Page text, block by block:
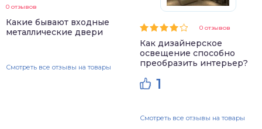
0 отзывов
Какие бывают входные
металлические двери
Смотреть все отзывы на товары
0 отзывов
Как дизайнерское
освещение способно
преобразить интерьер?
1
Смотреть все отзывы на товары